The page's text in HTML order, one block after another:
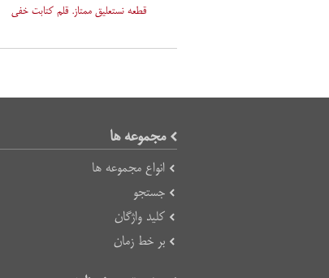
قطعه نستعلیق ممتاز. قلم کتابت خفی
مجموعه ها
انواع مجموعه ها
جستجو
کلید واژگان
بر خط زمان